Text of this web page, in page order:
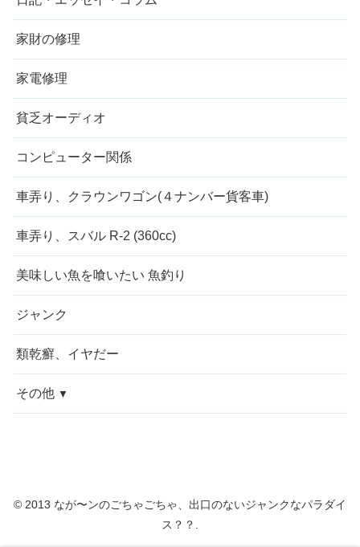
家財の修理
家電修理
貧乏オーディオ
コンピューター関係
車弄り、クラウンワゴン(４ナンバー貨客車)
車弄り、スバル R-2 (360cc)
美味しい魚を喰いたい 魚釣り
ジャンク
類乾癬、イヤだー
その他
自転車修理
© 2013 なが〜ンのごちゃごちゃ、出口のないジャンクなパラダイ
ス？？.